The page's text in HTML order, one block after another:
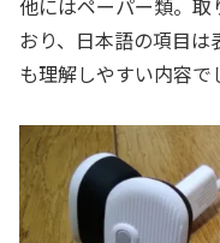
おり、日本語の項目
も理解しやすい内容で